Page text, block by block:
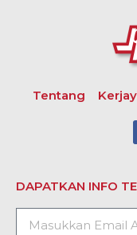
Tentang
DAPATKAN INFO